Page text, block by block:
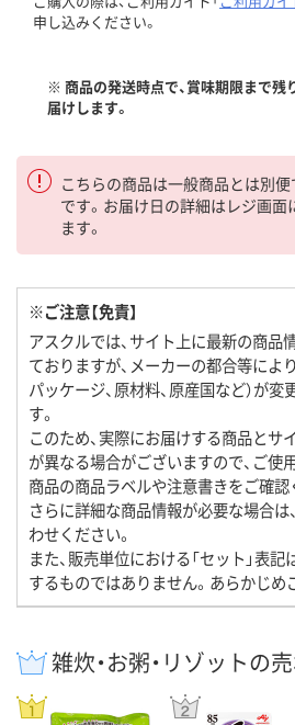
申し込みください。
※ 商品の発送時点で、賞味期限まで
届けします。
こちらの商品は一般商品とは別
です。お届け日の詳細はレジ画
ます。
※ご注意【免責】
アスクルでは、サイト上に最新の商品
ておりますが、メーカーの都合等により
パッケージ、原材料、原産国など）が
す。
このため、実際にお届けする商品とサ
が異なる場合がございますので、ご使
商品の商品ラベルや注意書きをご確認
さらに詳細な商品情報が必要な場合は
わせください。
また、販売単位における「セット」表
するものではありません。あらかじめ
雑炊・お粥・リゾットの